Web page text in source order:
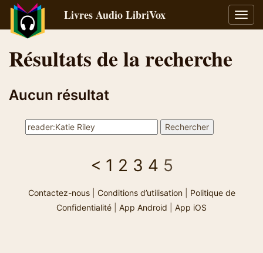
la
Livres Audio LibriVox
Résultats de la recherche
Aucun résultat
< 1 2 3 4 5
Contactez-nous| Conditions d’utilisation| Politique de
Confidentialité
App Android App iOS